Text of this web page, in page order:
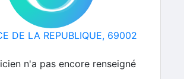
DE LA REPUBLIQUE, 69002
n'a pas encore renseigné